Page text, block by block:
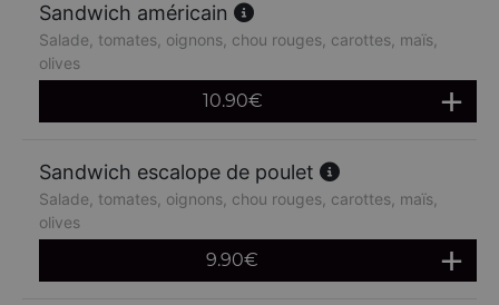
Sandwich américain
Salade, tomates, oignons, chou rouges, carottes, maïs,
olives
10.90€
Sandwich escalope de poulet
Salade, tomates, oignons, chou rouges, carottes, maïs,
olives
9.90€